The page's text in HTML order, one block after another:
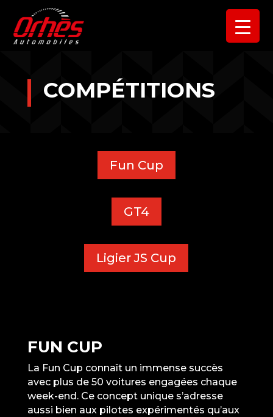
COMPÉTITIONS
Fun Cup
GT4
Ligier JS Cup
FUN CUP
La Fun Cup connaît un immense succès
avec plus de 50 voitures engagées chaque
week-end. Ce concept unique s’adresse
aussi bien aux pilotes expérimentés qu’aux